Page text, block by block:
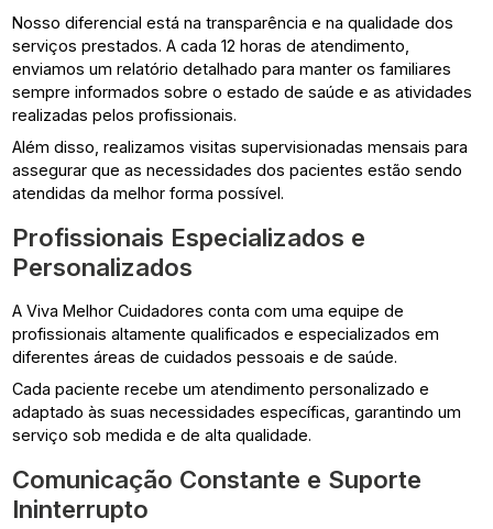
Nosso diferencial está na transparência e na qualidade dos
serviços prestados. A cada 12 horas de atendimento,
enviamos um relatório detalhado para manter os familiares
sempre informados sobre o estado de saúde e as atividades
realizadas pelos profissionais.
Além disso, realizamos visitas supervisionadas mensais para
assegurar que as necessidades dos pacientes estão sendo
atendidas da melhor forma possível.
Profissionais Especializados e
Personalizados
A Viva Melhor Cuidadores conta com uma equipe de
profissionais altamente qualificados e especializados em
diferentes áreas de cuidados pessoais e de saúde.
Cada paciente recebe um atendimento personalizado e
adaptado às suas necessidades específicas, garantindo um
serviço sob medida e de alta qualidade.
Comunicação Constante e Suporte
Ininterrupto